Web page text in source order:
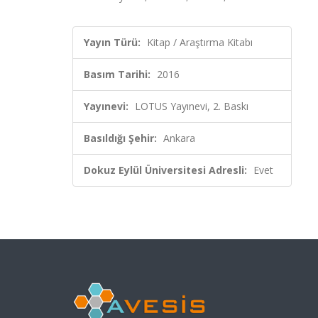
Yayın Türü: Kitap / Araştırma Kitabı
Basım Tarihi: 2016
Yayınevi: LOTUS Yayınevi, 2. Baskı
Basıldığı Şehir: Ankara
Dokuz Eylül Üniversitesi Adresli: Evet